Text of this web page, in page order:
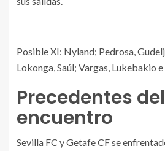
Posible XI: Nyland; Pedrosa,
Lokonga, Saúl; Vargas, Lukebakio e
Precedentes del
encuentro
Sevilla FC y Getafe CF se